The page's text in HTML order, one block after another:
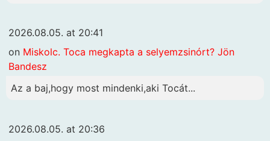
2026.08.05. at 20:41
on Miskolc. Toca megkapta a selyemzsinórt? Jön
Bandesz
Az a baj,hogy most mindenki,aki Tocát...
2026.08.05. at 20:36